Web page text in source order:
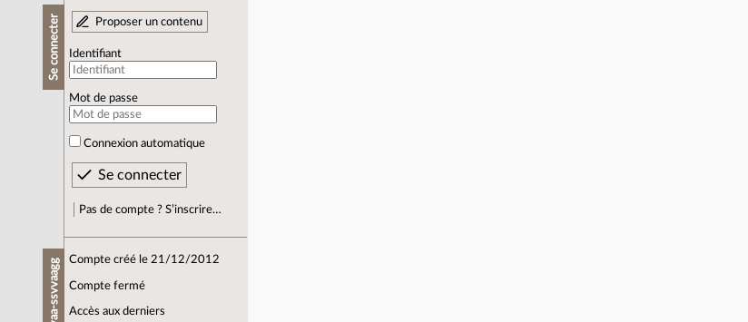
Se connecter Proposer un contenu
Identifiant
Mot de passe
Connexion automatique
Pas de compte ? S’inscrire…
Compte créé le 21/12/2012
Compte fermé
Accès aux derniers